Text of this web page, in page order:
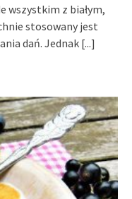
wszystkim z białym,
stosowany jest
dań. Jednak [...]